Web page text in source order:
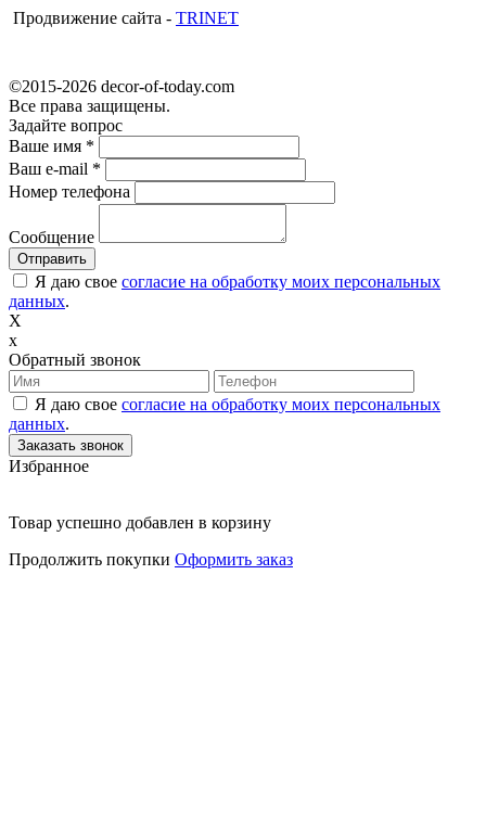
Продвижение сайта - TRINET
©2015-2026 decor-of-today.com
Все права защищены.
Задайте вопрос
Ваше имя *
Ваш e-mail *
Номер телефона
Сообщение
Я даю свое согласие на обработку моих персональных
данных.
X
x
Обратный звонок
Я даю свое согласие на обработку моих персональных
данных.
Избранное
Товар успешно добавлен в корзину
Продолжить покупки Оформить заказ